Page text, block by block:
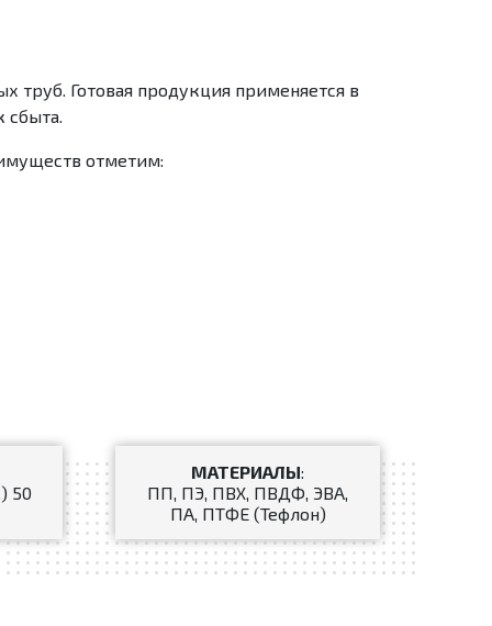
труб. Готовая продукция применяется в
сбыта.
отметим:
50
МАТЕРИАЛЫ:
ПП, ПЭ, ПВХ, ПВДФ, ЭВА,
ПА, ПТФЕ (Тефлон)